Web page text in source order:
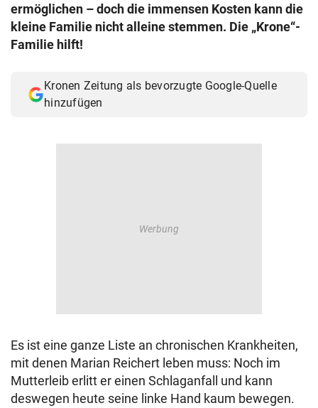
ermöglichen – doch die immensen Kosten kann die
kleine Familie nicht alleine stemmen. Die „Krone“-
Familie hilft!
Kronen Zeitung als bevorzugte Google-Quelle
hinzufügen
Es ist eine ganze Liste an chronischen Krankheiten,
mit denen Marian Reichert leben muss: Noch im
Mutterleib erlitt er einen Schlaganfall und kann
deswegen heute seine linke Hand kaum bewegen.